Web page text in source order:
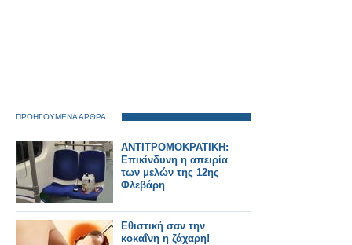
ΠΡΟΗΓΟΥΜΕΝΑ ΑΡΘΡΑ
ΑΝΤΙΤΡΟΜΟΚΡΑΤΙΚΗ:
Επικίνδυνη η απειρία
των μελών της 12ης
Φλεβάρη
Eθιστική σαν την
κοκαΐνη η ζάχαρη!